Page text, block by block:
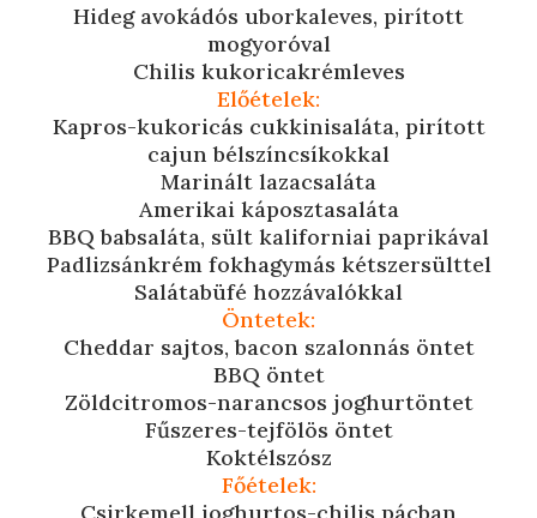
Hideg avokádós uborkaleves, pirított
mogyoróval
Chilis kukoricakrémleves
Előételek:
Kapros-kukoricás cukkinisaláta, pirított
cajun bélszíncsíkokkal
Marinált lazacsaláta
Amerikai káposztasaláta
BBQ babsaláta, sült kaliforniai paprikával
Padlizsánkrém fokhagymás kétszersülttel
Salátabüfé hozzávalókkal
Öntetek:
Cheddar sajtos, bacon szalonnás öntet
BBQ öntet
Zöldcitromos-narancsos joghurtöntet
Fűszeres-tejfölös öntet
Koktélszósz
Főételek:
Csirkemell joghurtos-chilis pácban